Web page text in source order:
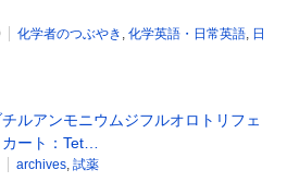
化学者のつぶやき , 化学英語・日常英語, 日
ルアンモニウムジフルオロトリフェ
ート：Tet…
archives, 試薬